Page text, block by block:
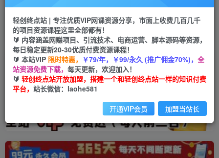
投稿专区 免费
教程必须完整详细
APP下载
Down
轻创终点站 | 专注优质VIP网课资源分享，市面上收费几百几千
的项目资源课程这里全部都有！
🔰 内容涵盖网赚项目、引流技术、电商运营、脚本源码等资源，
每日稳定更新20-30优质付费资源课程！
🔰 本站VIP 限时特惠， ￥79/年，￥99/永久 (推广佣金70%)， 全
站资源免费下载， 每天更新，欢迎加入！
🔰 轻创终点站开放加盟，搭建一个和轻创终点站一样的知识付费
平台， 站长微信：laohe581
开通VIP会员 加盟当站长